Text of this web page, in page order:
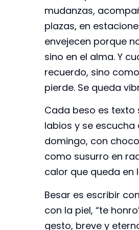
mudanzas,
plazas, en
envejecen porque
sino en el alma. Y
recuerdo, sino
pierde. Se queda
Cada beso es
labios y se escucha
domingo, con
como susurro en
calor que queda en
Besar es escribir
con la piel, “te
gesto, breve y